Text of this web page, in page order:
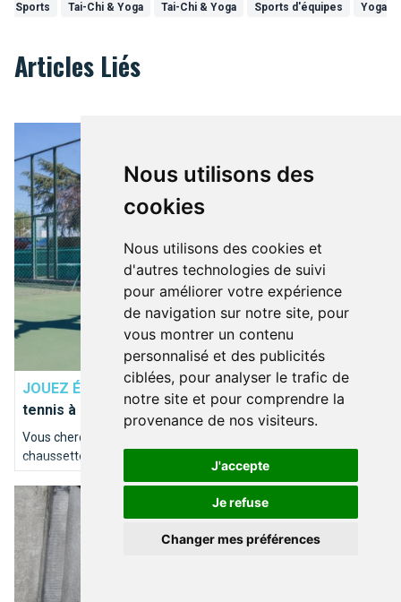
Nous utilisons des
cookies
Nous utilisons des cookies et
d'autres technologies de suivi
pour améliorer votre expérience
de navigation sur notre site, pour
vous montrer un contenu
personnalisé et des publicités
ciblées, pour analyser le trafic de
notre site et pour comprendre la
provenance de nos visiteurs.
J'accepte
Je refuse
Changer mes préférences
Sports Tai-Chi & Yoga Tai-Chi & Yoga Sports d'équipes Yoga
Articles Liés
JOUEZ ÉQUIPÉS ! Où trouver son équipement de
tennis à Bruxelles ? Suivez le guide !
Vous cherchez de quoi vous équiper de la casquette aux
chaussettes pour votre match de tennis ? Il est important
d'être bien équipé ! On ne devient pas Goffin sur le terrain du
jour au lendemain !
Combien de Diables Rouges sont nés à Bruxelles ?